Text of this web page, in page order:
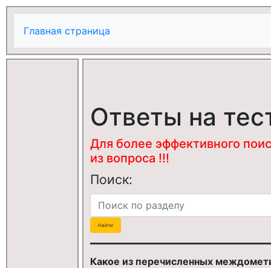
Главная страница
Ответы на
Для более эффективного
из вопроса !!!
Поиск:
Какое из перечисленных